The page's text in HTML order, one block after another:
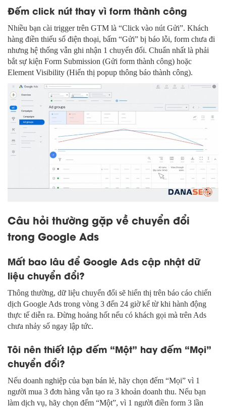
Đếm click nút thay vì form thành công
Nhiều bạn cài trigger trên GTM là “Click vào nút Gửi”. Khách
hàng điền thiếu số điện thoại, bấm “Gửi” bị báo lỗi, form chưa đi
nhưng hệ thống vẫn ghi nhận 1 chuyển đổi. Chuẩn nhất là phải
bắt sự kiện Form Submission (Gửi form thành công) hoặc
Element Visibility (Hiển thị popup thông báo thành công).
Câu hỏi thường gặp về chuyển đổi
trong Google Ads
Mất bao lâu để Google Ads cập nhật dữ
liệu chuyển đổi?
Thông thường, dữ liệu chuyển đổi sẽ hiển thị trên báo cáo chiến
dịch Google Ads trong vòng 3 đến 24 giờ kể từ khi hành động
thực tế diễn ra. Đừng hoảng hốt nếu có khách gọi mà trên Ads
chưa nhảy số ngay lập tức.
Tôi nên thiết lập đếm “Một” hay đếm “Mọi”
chuyển đổi?
Nếu doanh nghiệp của bạn bán lẻ, hãy chọn đếm “Mọi” vì 1
người mua 3 đơn hàng vẫn tạo ra 3 khoản doanh thu. Nếu bạn
làm dịch vụ, hãy chọn đếm “Một”, vì 1 người điền form 3 lần